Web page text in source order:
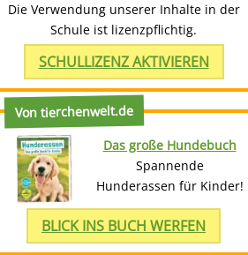
Die Verwendung unserer Inhalte in der
Schule ist lizenzpflichtig.
SCHULLIZENZ AKTIVIEREN
Von tierchenwelt.de
Das große Hundebuch
Spannende
Hunderassen für Kinder!
BLICK INS BUCH WERFEN